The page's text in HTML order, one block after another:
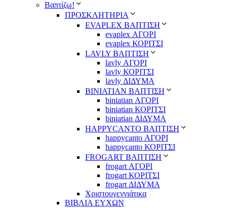
Βαπτίζω!
ΠΡΟΣΚΛΗΤΗΡΙΑ
EVAPLEX ΒΑΠΤΙΣΗ
evaplex ΑΓΟΡΙ
evaplex ΚΟΡΙΤΣΙ
LAVLY ΒΑΠΤΙΣΗ
lavly ΑΓΟΡΙ
lavly ΚΟΡΙΤΣΙ
lavly ΔΙΔΥΜΑ
ΒΙΝΙΑΤΙΑΝ ΒΑΠΤΙΣΗ
biniatian ΑΓΟΡΙ
biniatian ΚΟΡΙΤΣΙ
biniatian ΔΙΔΥΜΑ
HAPPYCANTO ΒΑΠΤΙΣΗ
happycanto ΑΓΟΡΙ
happycanto ΚΟΡΙΤΣΙ
FROGART ΒΑΠΤΙΣΗ
frogart ΑΓΟΡΙ
frogart ΚΟΡΙΤΣΙ
frogart ΔΙΔΥΜΑ
Χριστουγεννιάτικα
ΒΙΒΛΙΑ ΕΥΧΩΝ